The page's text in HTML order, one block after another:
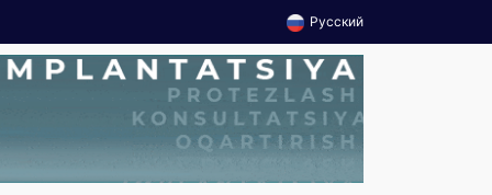
Русский